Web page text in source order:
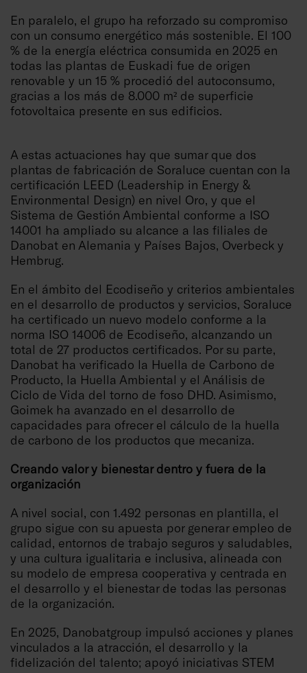
En paralelo, el grupo ha reforzado su compromiso
con un consumo energético más sostenible. El 100
% de la energía eléctrica consumida en 2025 en
todas las plantas de Euskadi fue de origen
renovable y un 15 % procedió del autoconsumo,
gracias a los más de 8.000 m² de superficie
fotovoltaica presente en sus edificios.
A estas actuaciones hay que sumar que dos
plantas de fabricación de Soraluce cuentan con la
certificación LEED (Leadership in Energy &
Environmental Design) en nivel Oro, y que el
Sistema de Gestión Ambiental conforme a ISO
14001 ha ampliado su alcance a las filiales de
Danobat en Alemania y Países Bajos, Overbeck y
Hembrug.
En el ámbito del Ecodiseño y criterios ambientales
en el desarrollo de productos y servicios, Soraluce
ha certificado un nuevo modelo conforme a la
norma ISO 14006 de Ecodiseño, alcanzando un
total de 27 productos certificados. Por su parte,
Danobat ha verificado la Huella de Carbono de
Producto, la Huella Ambiental y el Análisis de
Ciclo de Vida del torno de foso DHD. Asimismo,
Goimek ha avanzado en el desarrollo de
capacidades para ofrecer el cálculo de la huella
de carbono de los productos que mecaniza.
Creando valor y bienestar dentro y fuera de la
organización
A nivel social, con 1.492 personas en plantilla, el
grupo sigue con su apuesta por generar empleo de
calidad, entornos de trabajo seguros y saludables,
y una cultura igualitaria e inclusiva, alineada con
su modelo de empresa cooperativa y centrada en
el desarrollo y el bienestar de todas las personas
de la organización.
En 2025, Danobatgroup impulsó acciones y planes
vinculados a la atracción, el desarrollo y la
fidelización del talento; apoyó iniciativas STEM